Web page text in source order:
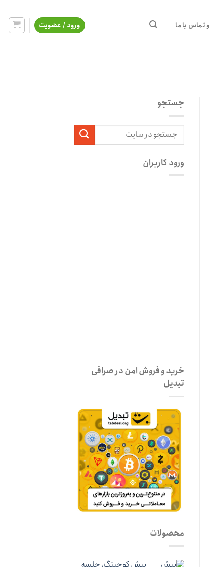
تماس با ما ورود / عضویت
جستجو
ورود کاربران
خرید و فروش امن در صرافی
تبدیل
محصولات